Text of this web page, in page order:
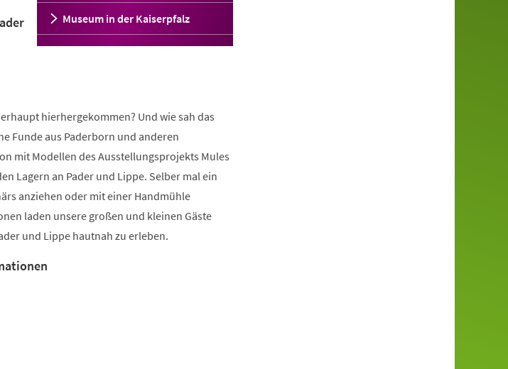
Museum in der Kaiserpfalz
hierhergekommen? Und wie sah das
Funde aus Paderborn und anderen
mit Modellen des Ausstellungsprojekts Mules
Lagern an Pader und Lippe. Selber mal ein
anziehen oder mit einer Handmühle
laden unsere großen und kleinen Gäste
und Lippe hautnah zu erleben.